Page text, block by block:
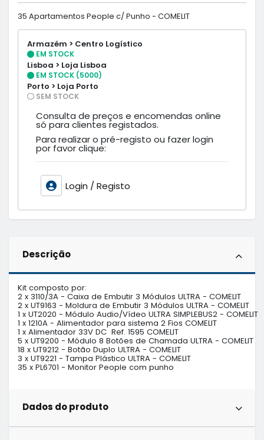
35 Apartamentos People c/ Punho - COMELIT
Armazém > Centro Logístico
EM STOCK
Lisboa > Loja Lisboa
EM STOCK (5000)
Porto > Loja Porto
SEM STOCK
Consulta de preços e encomendas online
só para clientes registados.
Para realizar o pré-registo ou fazer login
por favor clique:
Login / Registo
Descrição
Kit composto por:
2 x 3110/3A - Caixa de Embutir 3 Módulos ULTRA - COMELIT
2 x UT9163 - Moldura de Embutir 3 Módulos ULTRA - COMELIT
1 x UT2020 - Módulo Audio/Vídeo ULTRA SIMPLEBUS2 -
1 x 1210A - Alimentador para sistema 2 Fios COMELIT
1 x Alimentador 33V DC  Ref. 1595 COMELIT
5 x UT9200 - Módulo 8 Botões de Chamada ULTRA -
18 x UT9212 - Botão Duplo ULTRA - COMELIT
3 x UT9221 - Tampa Plástico ULTRA - COMELIT
35 x PL6701 - Monitor People com punho
Dados do produto